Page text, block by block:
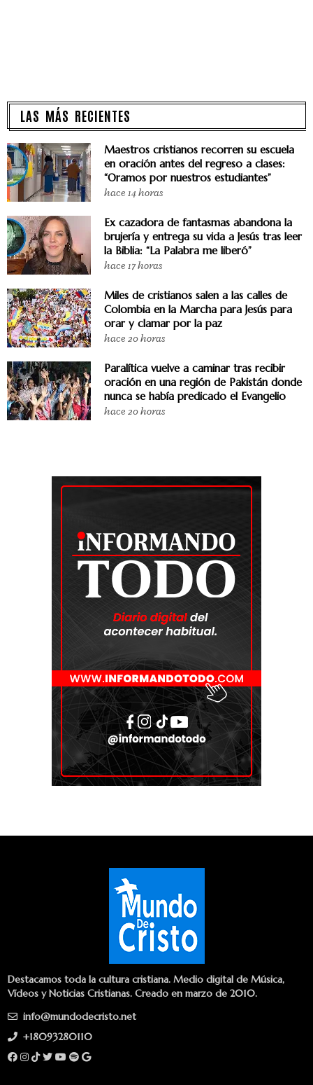
LAS MÁS RECIENTES
Maestros cristianos recorren su escuela
en oración antes del regreso a clases:
“Oramos por nuestros estudiantes”
hace 14 horas
Ex cazadora de fantasmas abandona la
brujería y entrega su vida a Jesús tras leer
la Biblia: “La Palabra me liberó”
hace 17 horas
Miles de cristianos salen a las calles de
Colombia en la Marcha para Jesús para
orar y clamar por la paz
hace 20 horas
Paralítica vuelve a caminar tras recibir
oración en una región de Pakistán donde
nunca se había predicado el Evangelio
hace 20 horas
Destacamos toda la cultura cristiana. Medio digital de Música,
Vídeos y Noticias Cristianas. Creado en marzo de 2010.
info@mundodecristo.net
+18093280110